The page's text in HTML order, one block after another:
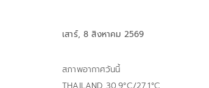
เสาร์, 8 สิงหาคม 2569
สภาพอากาศวันนี้